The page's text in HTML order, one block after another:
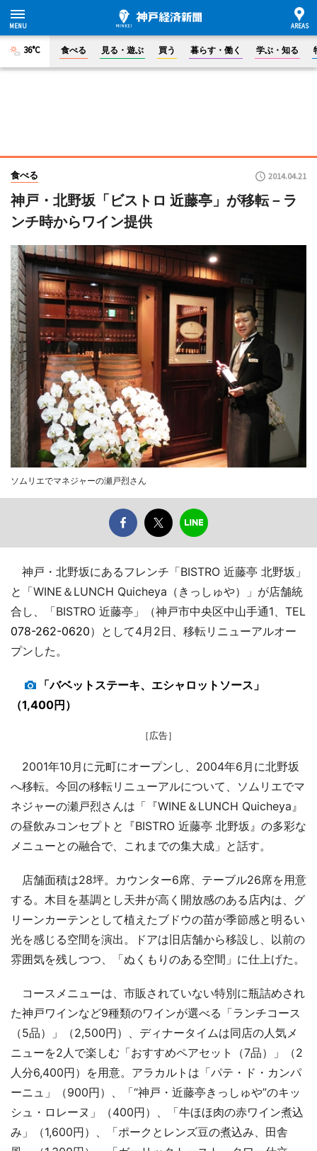
36°C 食べる 見る・遊ぶ 買う 暮らす・働く 学ぶ・知る
食べる 2014.04.21
神戸・北野坂「ビストロ 近藤亭」が移転－ラ
ンチ時からワイン提供
ソムリエでマネジャーの瀬戸烈さん
神戸・北野坂にあるフレンチ「BISTRO 近藤亭 北野坂」
と「WINE＆LUNCH Quicheya（きっしゅや）」が店舗統
合し、「BISTRO 近藤亭」（神戸市中央区中山手通1、TEL
078-262-0620）として4月2日、移転リニューアルオー
プンした。
「バベットステーキ、エシャロットソース」
（1,400円）
［広告］
2001年10月に元町にオープンし、2004年6月に北野坂
へ移転。今回の移転リニューアルについて、ソムリエでマ
ネジャーの瀬戸烈さんは「『WINE＆LUNCH Quicheya』
の昼飲みコンセプトと『BISTRO 近藤亭 北野坂』の多彩な
メニューとの融合で、これまでの集大成」と話す。
店舗面積は28坪。カウンター6席、テーブル26席を用意
する。木目を基調とし天井が高く開放感のある店内は、グ
リーンカーテンとして植えたブドウの苗が季節感と明るい
光を感じる空間を演出。ドアは旧店舗から移設し、以前の
雰囲気を残しつつ、「ぬくもりのある空間」に仕上げた。
コースメニューは、市販されていない特別に瓶詰めされ
た神戸ワインなど9種類のワインが選べる「ランチコース
（5品）」（2,500円）、ディナータイムは同店の人気メ
ニューを2人で楽しむ「おすすめペアセット（7品）」（2
人分6,400円）を用意。アラカルトは「パテ・ド・カンパ
ーニュ」（900円）、「“神戸・近藤亭きっしゅや”のキッ
シュ・ロレーヌ」（400円）、「牛ほほ肉の赤ワイン煮込
み」（1,600円）、「ポークとレンズ豆の煮込み、田舎